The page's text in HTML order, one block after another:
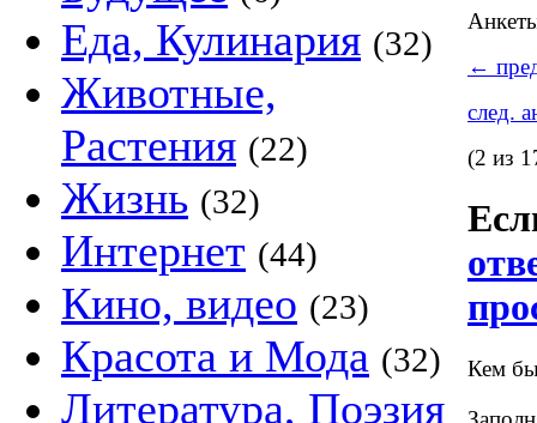
Еда, Кулинария (32)
Животные,
Растения (22)
Жизнь (32)
Интернет (44)
Кино, видео (23)
Красота и Мода (32)
Литература, Поэзия
←
след.
(2 из
Кем